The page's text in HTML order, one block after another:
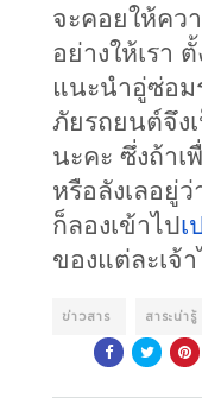
จะคอยให้คว
อย่างให้เรา
แนะนำอู่ซ่อม
ภัยรถยนต์จึง
นะคะ ซึ่งถ้า
หรือลังเลอยู่
ก็ลองเข้าไปเ
ของแต่ละเจ้
ข่าวสาร สาระน่ารู้